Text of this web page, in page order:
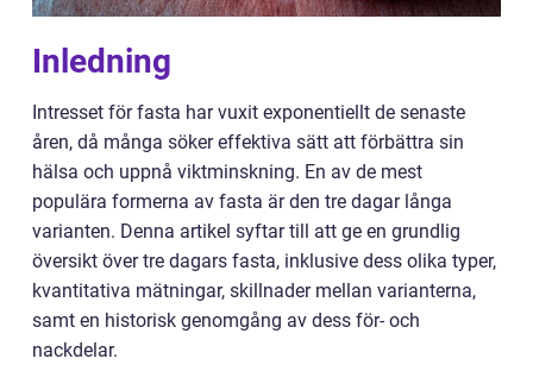
Inledning
Intresset för fasta har vuxit exponentiellt de senaste
åren, då många söker effektiva sätt att förbättra sin
hälsa och uppnå viktminskning. En av de mest
populära formerna av fasta är den tre dagar långa
varianten. Denna artikel syftar till att ge en grundlig
översikt över tre dagars fasta, inklusive dess olika typer,
kvantitativa mätningar, skillnader mellan varianterna,
samt en historisk genomgång av dess för- och
nackdelar.